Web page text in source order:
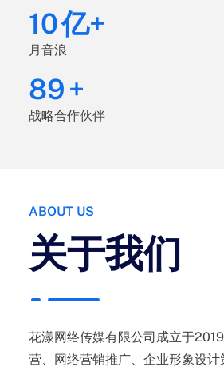
10亿+
月音浪
100+
战略合作伙伴
ABOUT US
关于我们
花漾网络传媒有限公司成立于
营、网络营销推广、企业形象设